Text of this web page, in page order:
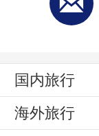
国内旅行
海外旅行